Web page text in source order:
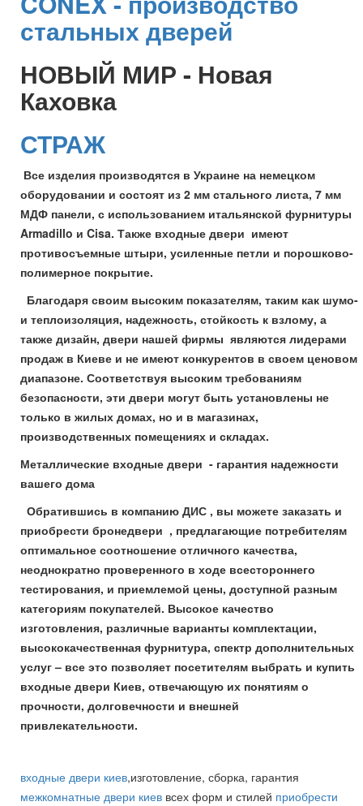
стальных дверей
НОВЫЙ МИР - Новая
Каховка
СТРАЖ
Все изделия производятся в Украине на немецком
оборудовании и состоят из 2 мм стального листа, 7 мм
МДФ панели, с использованием итальянской фурнитуры
Armadillo и Cisa. Также входные двери имеют
противосъемные штыри, усиленные петли и порошково-
полимерное покрытие.
Благодаря своим высоким показателям, таким как шумо-
и теплоизоляция, надежность, стойкость к взлому, а
также дизайн, двери нашей фирмы являются лидерами
продаж в Киеве и не имеют конкурентов в своем ценовом
диапазоне. Соответствуя высоким требованиям
безопасности, эти двери могут быть установлены не
только в жилых домах, но и в магазинах,
производственных помещениях и складах.
Металлические входные двери - гарантия надежности
вашего дома
Обратившись в компанию ДИС , вы можете заказать и
приобрести бронедвери , предлагающие потребителям
оптимальное соотношение отличного качества,
неоднократно проверенного в ходе всестороннего
тестирования, и приемлемой цены, доступной разным
категориям покупателей. Высокое качество
изготовления, различные варианты комплектации,
высококачественная фурнитура, спектр дополнительных
услуг – все это позволяет посетителям выбрать и купить
входные двери Киев, отвечающую их понятиям о
прочности, долговечности и внешней
привлекательности.
входные двери киев,изготовление, сборка, гарантия
межкомнатные двери киев всех форм и стилей приобрести